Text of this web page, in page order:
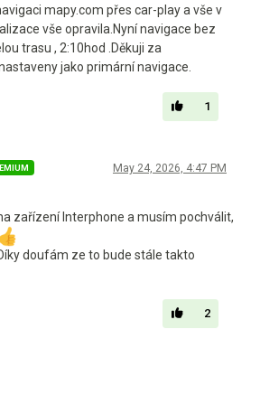
mapy.com přes car-play a vše v
vše opravila.Nyní navigace bez
trasu , 2:10hod .Děkuji za
jako primární navigace.
1
May 24, 2026, 4:47 PM
zařízení Interphone a musím pochválit,
doufám ze to bude stále takto
2